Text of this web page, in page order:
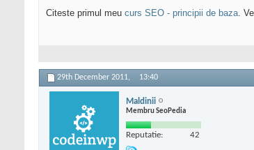
Citeste primul meu curs SEO - principii de baza.
29th December 2011, 13:40
Maldinii
Membru SeoPedia
Reputatie: 42